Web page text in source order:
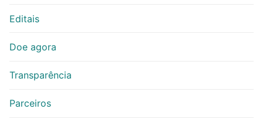
Editais
Doe agora
Transparência
Parceiros